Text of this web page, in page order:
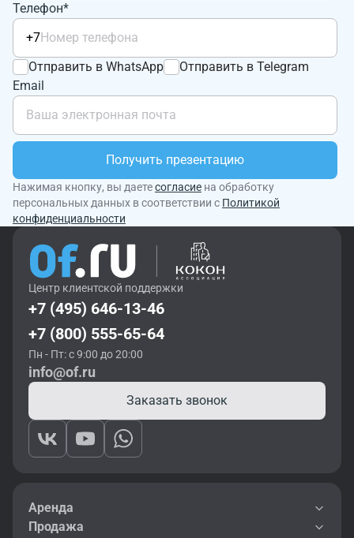
Телефон*
+7
Отправить в WhatsApp
Отправить в Telegram
Email
Получить презентацию
Нажимая кнопку, вы даетесогласие на обработку
персональных данных в соответствии с Политикой
конфиденциальности
Центр клиентской поддержки
+7 (495) 646-13-46
+7 (800) 555-65-64
Пн - Пт: с 9:00 до 20:00
info@of.ru
Заказать звонок
Аренда
Продажа